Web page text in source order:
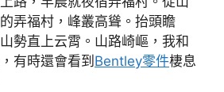
弄福村，峰叢高聳。抬頭瞻
勢直上云霄。山路崎嶇，我和
有時還會看到 Bentley零件棲息